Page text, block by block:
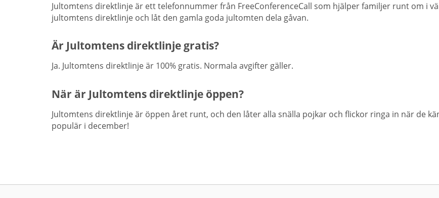
Jultomtens direktlinje är ett telefonnummer från FreeConferenceCall som hjälper familjer runt om i
jultomtens direktlinje och låt den gamla goda jultomten dela gåvan.
Är Jultomtens direktlinje gratis?
Ja. Jultomtens direktlinje är 100% gratis. Normala avgifter gäller.
När är Jultomtens direktlinje öppen?
Jultomtens direktlinje är öppen året runt, och den låter alla snälla pojkar och flickor ringa in när de
populär i december!